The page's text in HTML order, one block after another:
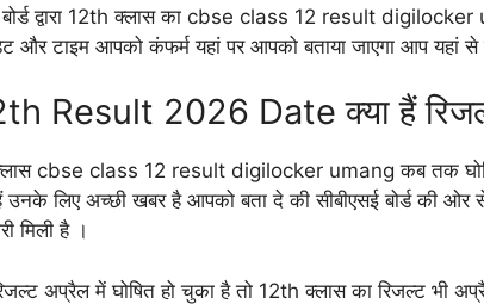
बोर्ड द्वारा 12th क्लास का cbse class 12 result
और टाइम आपको कंफर्म यहां पर आपको बताया जाएगा आप
Result 2026 Date क्या हैं
cbse class 12 result digilocker umang कब तक
लिए अच्छी खबर है आपको बता दे की सीबीएसई बोर्ड की
मिली है ।
अप्रैल में घोषित हो चुका है तो 12th क्लास का रिजल्ट भी